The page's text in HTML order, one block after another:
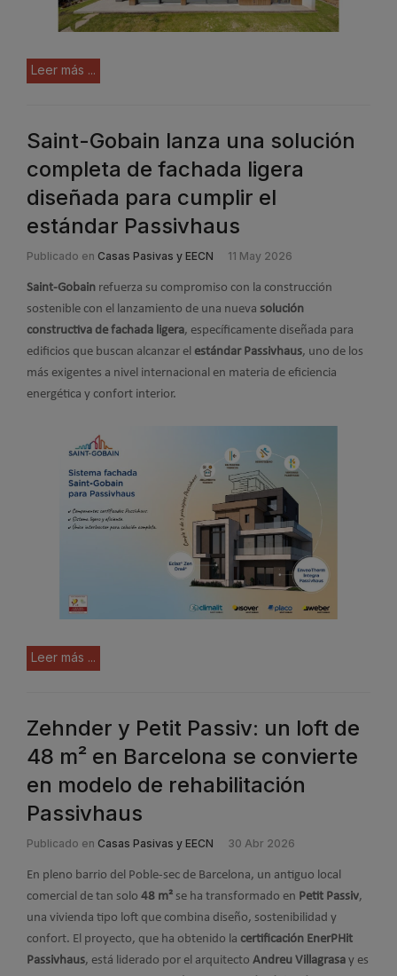
Leer más ...
Saint-Gobain lanza una solución
completa de fachada ligera
diseñada para cumplir el
estándar Passivhaus
Publicado en Casas Pasivas y EECN 11 May 2026
Saint-Gobain refuerza su compromiso con la construcción
sostenible con el lanzamiento de una nueva solución
constructiva de fachada ligera, específicamente diseñada para
edificios que buscan alcanzar el estándar Passivhaus, uno de los
más exigentes a nivel internacional en materia de eficiencia
energética y confort interior.
Leer más ...
Zehnder y Petit Passiv: un loft de
48 m² en Barcelona se convierte
en modelo de rehabilitación
Passivhaus
Publicado en Casas Pasivas y EECN 30 Abr 2026
En pleno barrio del Poble-sec de Barcelona, un antiguo local
comercial de tan solo 48 m² se ha transformado en Petit Passiv,
una vivienda tipo loft que combina diseño, sostenibilidad y
confort. El proyecto, que ha obtenido la certificación EnerPHit
Passivhaus, está liderado por el arquitecto Andreu Villagrasa y es